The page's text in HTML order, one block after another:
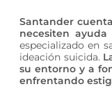
Santander
necesiten
especializado en
ideación suicida.
su entorno y a
enfrentando